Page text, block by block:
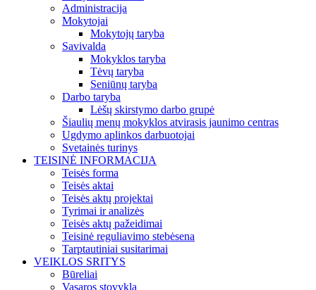
Administracija
Mokytojai
Mokytojų taryba
Savivalda
Mokyklos taryba
Tėvų taryba
Seniūnų taryba
Darbo taryba
Lėšų skirstymo darbo grupė
Šiaulių menų mokyklos atvirasis jaunimo centras
Ugdymo aplinkos darbuotojai
Svetainės turinys
TEISINĖ INFORMACIJA
Teisės forma
Teisės aktai
Teisės aktų projektai
Tyrimai ir analizės
Teisės aktų pažeidimai
Teisinė reguliavimo stebėsena
Tarptautiniai susitarimai
VEIKLOS SRITYS
Būreliai
Vasaros stovykla